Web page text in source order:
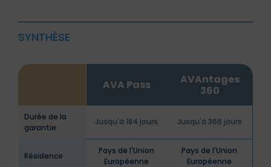
SYNTHÈSE
AVA Pass
AVAntages
360
Durée de la
garantie
Jusqu'à 184 jours Jusqu'à 366 jours
Résidence
Pays de l'Union
Européenne
Pays de l'Union
Européenne